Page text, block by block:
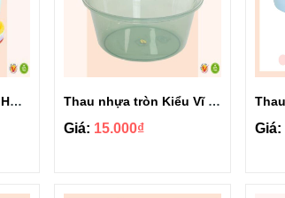
Thau nhựa Vuông Vĩ Hưng có bông 3T0 6693B Thau nhựa tròn Kiểu Vĩ Hưng 3T0 3409
Giá: 15.000₫ Giá: